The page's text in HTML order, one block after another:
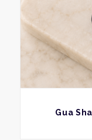
BEKIJK
Gua